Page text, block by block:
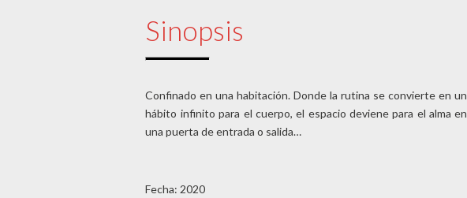
Sinopsis
Confinado en una habitación. Donde la rutina se convierte en un
hábito infinito para el cuerpo, el espacio deviene para el alma en
una puerta de entrada o salida…
Fecha: 2020